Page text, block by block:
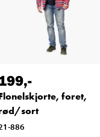
,-
foret,
sort
886